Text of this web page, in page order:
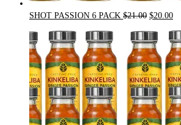
SHOT PASSION 6 PACK $21.00 Original
was:
$21.00.
$20.00
is: